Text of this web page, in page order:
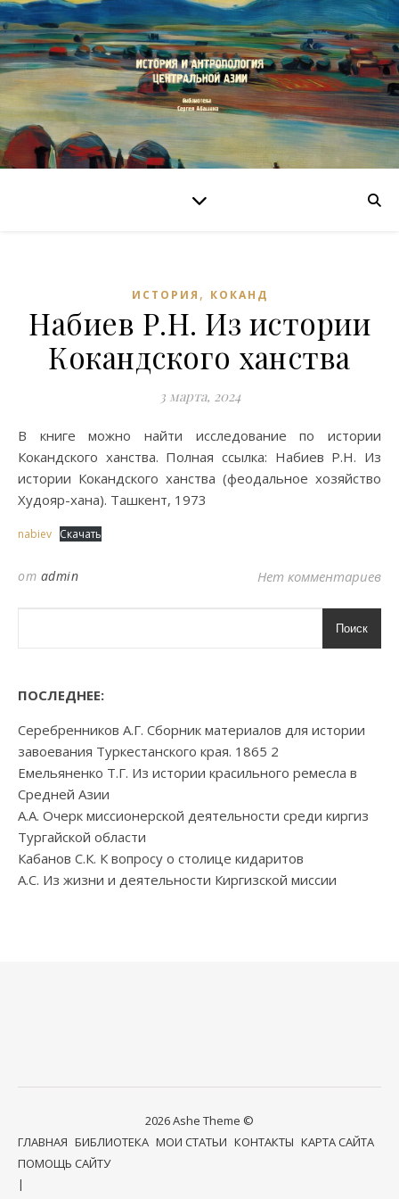
ИСТОРИЯ , КОКАНД
Набиев Р.Н. Из истории
Кокандского ханства
3 марта, 2024
В книге можно найти исследование по истории
Кокандского ханства. Полная ссылка: Набиев Р.Н. Из
истории Кокандского ханства (феодальное хозяйство
Худояр-хана). Ташкент, 1973
nabiev Скачать
от admin Нет комментариев
Поиск
ПОСЛЕДНЕЕ:
Серебренников А.Г. Сборник материалов для истории
завоевания Туркестанского края. 1865 2
Емельяненко Т.Г. Из истории красильного ремесла в
Средней Азии
А.А. Очерк миссионерской деятельности среди киргиз
Тургайской области
Кабанов С.К. К вопросу о столице кидаритов
А.С. Из жизни и деятельности Киргизской миссии
2026 Ashe Theme ©
ГЛАВНАЯ БИБЛИОТЕКА МОИ СТАТЬИ КОНТАКТЫ КАРТА САЙТА
ПОМОЩЬ САЙТУ